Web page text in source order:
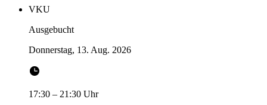
VKU
Ausgebucht
Donnerstag, 13. Aug. 2026
17:30 – 21:30 Uhr